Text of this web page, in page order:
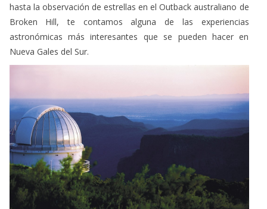
hasta la observación de estrellas en el Outback australiano de
Broken Hill, te contamos alguna de las experiencias
astronómicas más interesantes que se pueden hacer en
Nueva Gales del Sur.